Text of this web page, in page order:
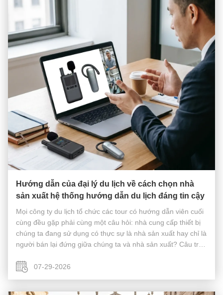
Hướng dẫn của đại lý du lịch về cách chọn nhà
sản xuất hệ thống hướng dẫn du lịch đáng tin cậy
Mọi công ty du lịch tổ chức các tour có hướng dẫn viên cuối
cùng đều gặp phải cùng một câu hỏi: nhà cung cấp thiết bị
chúng ta đang sử dụng có thực sự là nhà sản xuất hay chỉ là
người bán lại đứng giữa chúng ta và nhà sản xuất? Câu trả
khi ...
07-29-2026